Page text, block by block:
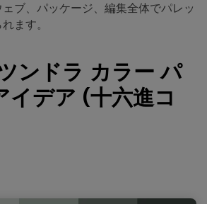
ブ、パッケージ、編集全体でパレッ
ます。
ンドラ カラー パ
イデア (十六進コ